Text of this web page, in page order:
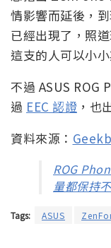
情影響而延後，
已經出現了，照
這支的人可以小
不過 ASUS ROG
過 EEC 認證 ，也
資料來源：
ROG
量都保持
Tags: ASUS